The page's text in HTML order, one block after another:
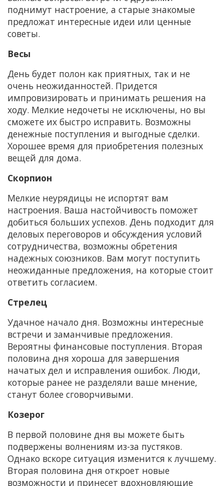
поднимут настроение, а старые знакомые
предложат интересные идеи или ценные
советы.
Весы
День будет полон как приятных, так и не
очень неожиданностей. Придется
импровизировать и принимать решения на
ходу. Мелкие недочеты не исключены, но вы
сможете их быстро исправить. Возможны
денежные поступления и выгодные сделки.
Хорошее время для приобретения полезных
вещей для дома.
Скорпион
Мелкие неурядицы не испортят вам
настроения. Ваша настойчивость поможет
добиться больших успехов. День подходит для
деловых переговоров и обсуждения условий
сотрудничества, возможны обретения
надежных союзников. Вам могут поступить
неожиданные предложения, на которые стоит
ответить согласием.
Стрелец
Удачное начало дня. Возможны интересные
встречи и заманчивые предложения.
Вероятны финансовые поступления. Вторая
половина дня хороша для завершения
начатых дел и исправления ошибок. Люди,
которые ранее не разделяли ваше мнение,
станут более сговорчивыми.
Козерог
В первой половине дня вы можете быть
подвержены волнениям из-за пустяков.
Однако вскоре ситуация изменится к лучшему.
Вторая половина дня откроет новые
возможности и принесет вдохновляющие